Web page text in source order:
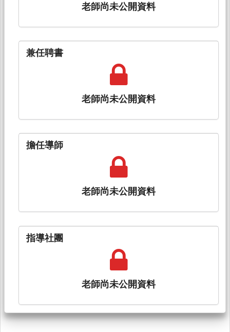
老師尚未公開資料
兼任聘書
老師尚未公開資料
擔任導師
老師尚未公開資料
指導社團
老師尚未公開資料